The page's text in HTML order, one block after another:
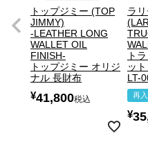
トップジミー (TOP
JIMMY)
-LEATHER LONG
WALLET OIL
FINISH-
トップジミー オリジ
ナル 長財布
¥41,800税込
ラ
ト
ッ
LT-
再
¥